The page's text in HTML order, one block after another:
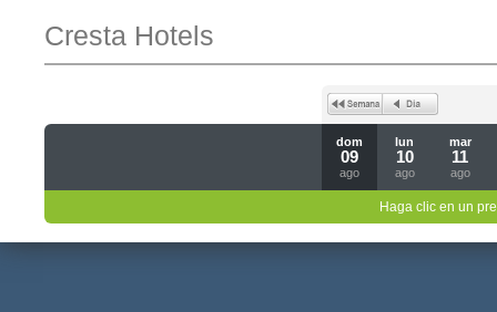
Cresta Hotels
dom
09
ago
lun
10
ago
mar
11
ago
Haga clic en un